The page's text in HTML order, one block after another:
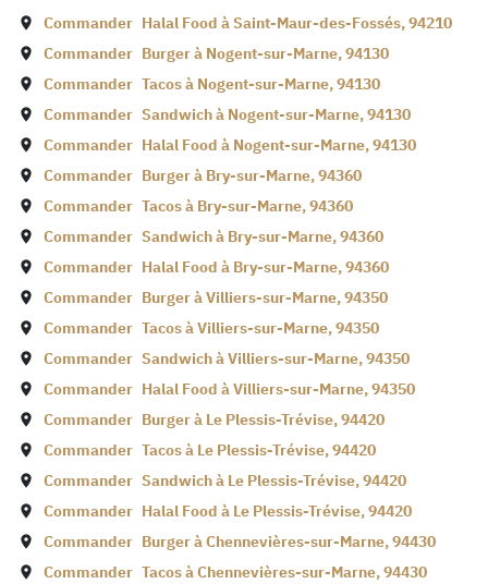
Commander Halal Food àSaint-Maur-des-Fossés,94210
Commander Burger à Nogent-sur-Marne,94130
Commander Tacos à Nogent-sur-Marne,94130
Commander Sandwich à Nogent-sur-Marne,94130
Commander Halal Food à Nogent-sur-Marne,94130
Commander Burger à Bry-sur-Marne,94360
Commander Tacos à Bry-sur-Marne,94360
Commander Sandwich à Bry-sur-Marne,94360
Commander Halal Food à Bry-sur-Marne,94360
Commander Burger àVilliers-sur-Marne,94350
Commander Tacos àVilliers-sur-Marne,94350
Commander Sandwich àVilliers-sur-Marne,94350
Commander Halal Food àVilliers-sur-Marne,94350
Commander Burger à Le Plessis-Trévise,94420
Commander Tacos à Le Plessis-Trévise,94420
Commander Sandwich à Le Plessis-Trévise,94420
Commander Halal Food à Le Plessis-Trévise,94420
Commander Burger àChennevières-sur-Marne,94430
Commander Tacos àChennevières-sur-Marne,94430